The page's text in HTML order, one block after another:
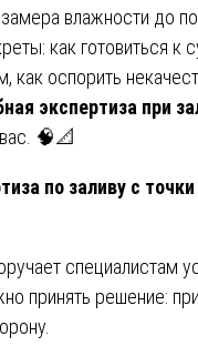
влажности до
как готовиться к
как оспорить
экспертиза при
🧠📐
по заливу с
специалистам
принять решение: